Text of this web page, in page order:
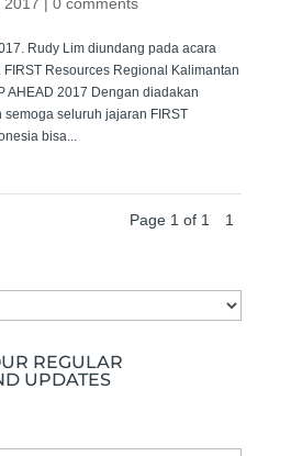
Rudy Lim diundang pada acara
FIRST Resources Regional Kalimantan
AHEAD 2017 Dengan diadakan
seluruh jajaran FIRST
bisa...
Page 1 of 1 1
REGULAR
UPDATES